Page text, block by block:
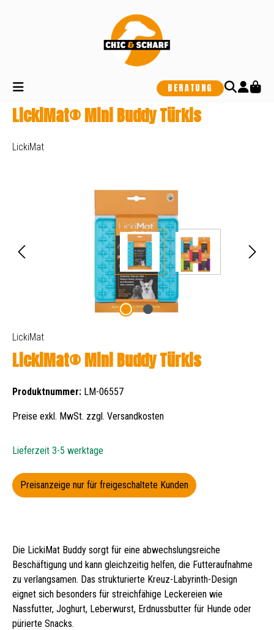
BERATUNG
LickiMat® Mini Buddy Türkis
LickiMat
Bildergalerie überspringen
LickiMat
LickiMat® Mini Buddy Türkis
Produktnummer: LM-06557
Preise exkl. MwSt. zzgl. Versandkosten
Lieferzeit 3-5 werktage
Preisanzeige nur für freigeschaltete Kunden
Die LickiMat Buddy sorgt für eine abwechslungsreiche
Beschäftigung und kann gleichzeitig helfen, die Futteraufnahme
zu verlangsamen. Das strukturierte Kreuz-Labyrinth-Design
eignet sich besonders für streichfähige Leckereien wie
Nassfutter, Joghurt, Leberwurst, Erdnussbutter für Hunde oder
pürierte Snacks.